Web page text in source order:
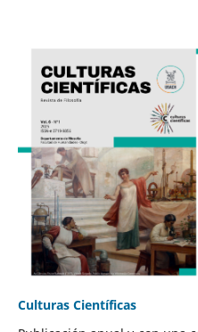
Culturas Científicas